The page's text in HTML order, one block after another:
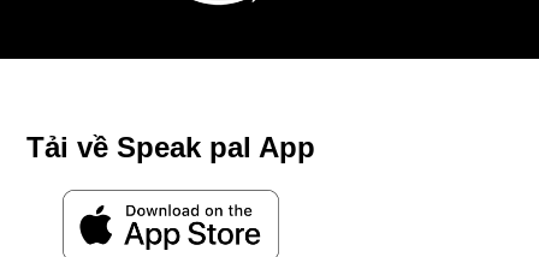
Tải về Speak pal App